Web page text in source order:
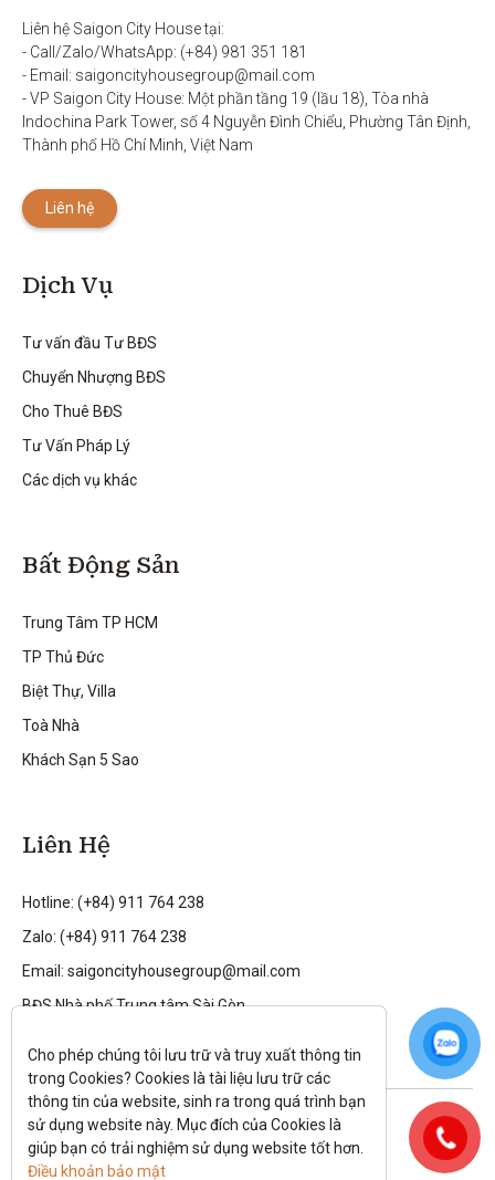
Liên hệ Saigon City House tại:
- Call/Zalo/WhatsApp: (+84) 981 351 181
- Email: saigoncityhousegroup@mail.com
- VP Saigon City House: Một phần tầng 19 (lầu 18), Tòa nhà
Indochina Park Tower, số 4 Nguyễn Đình Chiểu, Phường Tân Định,
Thành phố Hồ Chí Minh, Việt Nam
Liên hệ
Dịch Vụ
Tư vấn đầu Tư BĐS
Chuyển Nhượng BĐS
Cho Thuê BĐS
Tư Vấn Pháp Lý
Các dịch vụ khác
Bất Động Sản
Trung Tâm TP HCM
TP Thủ Đức
Biệt Thự, Villa
Toà Nhà
Khách Sạn 5 Sao
Liên Hệ
Hotline: (+84) 911 764 238
Zalo: (+84) 911 764 238
Email: saigoncityhousegroup@mail.com
BĐS Nhà phố Trung tâm Sài Gòn
Theo dõi tôi trên:
All rights reserved.
Cho phép chúng tôi lưu trữ và truy xuất thông tin
trong Cookies? Cookies là tài liệu lưu trữ các
thông tin của website, sinh ra trong quá trình bạn
sử dụng website này. Mục đích của Cookies là
Điều khoản bảo mật